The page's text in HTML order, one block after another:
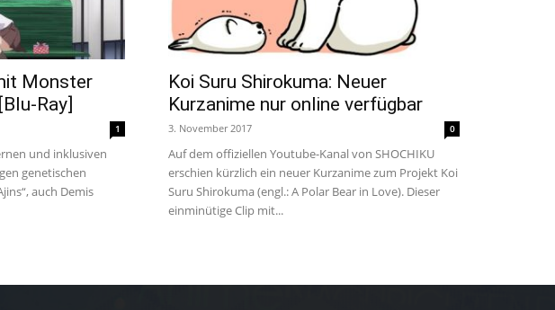
rund
Anime,
Monster
Ray]
1
und inklusiven
genetischen
auch Demis
Koi Suru Shirokuma: Neuer
Kurzanime nur online verfügbar
3. November 2017 0
Auf dem offiziellen Youtube-Kanal von SHOCHIKU
erschien kürzlich ein neuer Kurzanime zum Projekt Koi
Suru Shirokuma (engl.: A Polar Bear in Love). Dieser
einminütige Clip mit...